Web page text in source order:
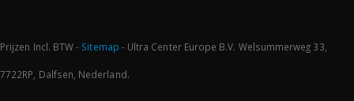
Prijzen Incl. BTW - Sitemap - Ultra Center Europe B.V. Welsummerweg 33,
7722RP, Dalfsen, Nederland.